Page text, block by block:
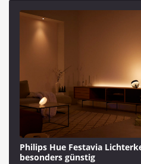
Philips Hue Festavia
besonders günstig